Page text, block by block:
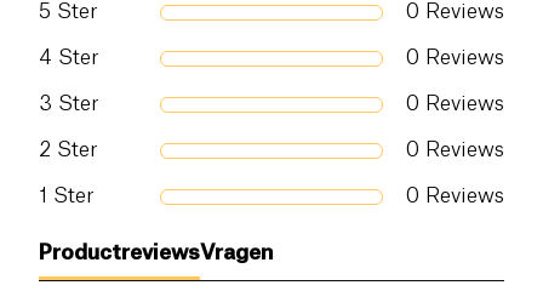
Zout (g) 0.08 g
5 Ster 0 Reviews
4 Ster 0 Reviews
3 Ster 0 Reviews
2 Ster 0 Reviews
1 Ster 0 Reviews
ProductreviewsVragen